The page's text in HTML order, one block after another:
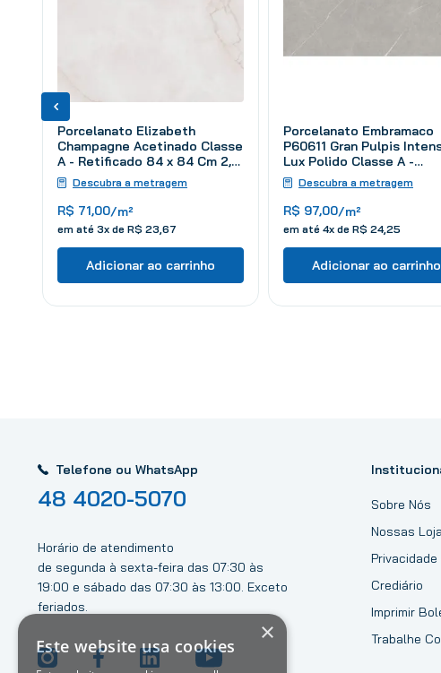
Porcelanato Elizabeth
Champagne Acetinado Classe
A - Retificado 84 x 84 Cm 2,12
m²Descubra a metragem
R$ 71,00/m²
em até 3x de R$ 23 67
Adicionar ao carrinho
Porcelanato Embramaco
P60611 Gran Pulpis
Lux Polido Classe A -
Retificado 62 x 121 Cm
m²
Descubra a metragem
R$ 97,00/m²
em até 4x de R$ 24,25
Adicionar ao carrinho
Telefone ou WhatsApp
48 4020-5070
Horário de atendimento
de segunda à sexta-feira das 07:30 às
19:00 e sábado das 07:30 às 13:00. Exceto
feriados.
Sobre Nós
Nossas
Crediário
Imprimir
Trabalhe
×
Este website usa cookies